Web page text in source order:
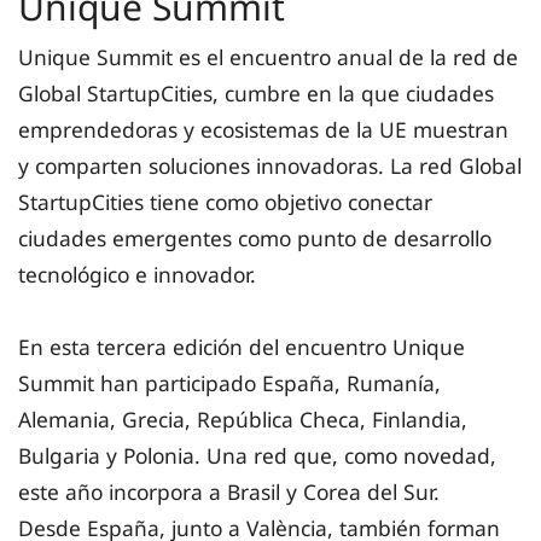
Unique Summit es el encuentro anual de la red de
Global StartupCities, cumbre en la que ciudades
emprendedoras y ecosistemas de la UE muestran
y comparten soluciones innovadoras. La red Global
StartupCities tiene como objetivo conectar
ciudades emergentes como punto de desarrollo
tecnológico e innovador.
En esta tercera edición del encuentro Unique
Summit han participado España, Rumanía,
Alemania, Grecia, República Checa, Finlandia,
Bulgaria y Polonia. Una red que, como novedad,
este año incorpora a Brasil y Corea del Sur.
Desde España, junto a València, también forman